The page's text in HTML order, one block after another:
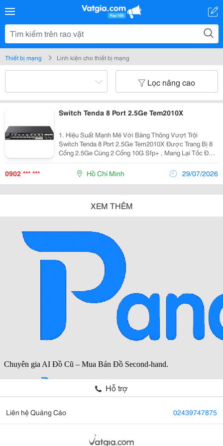
Thiết bị mạng Linh kiện cho thiết bị mạng
Lọc nâng cao
Switch Tenda 8 Port 2.5Ge Tem2010X
1. Hiệu Suất Mạnh Mẽ Với Băng Thông Vượt Trội
Switch Tenda 8 Port 2.5Ge Tem2010X Được Trang Bị 8
Cổng 2.5Ge Cùng 2 Cổng 10G Sfp+ , Mang Lại Tốc Độ
Truyền Tải Ổn Định Ngay Cả Khi Nhiều Thiết Bị Hoạt
Động Cùng Lúc. Với Băng Thông 80Gbps Và Tốc Độ...
0902 *** *** Hồ Chí Minh 29/07/2026
XEM THÊM
Hỗ trợ
Liên hệ Quảng Cáo 02439747875